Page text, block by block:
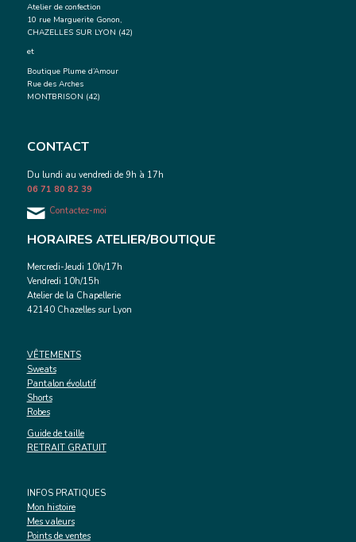
Atelier de confection
10 rue Marguerite Gonon,
CHAZELLES SUR LYON (42)
et
Boutique Plume d’Amour
Rue des Arches
MONTBRISON (42)
CONTACT
Du lundi au vendredi de 9h à 17h
06 71 80 82 39
Contactez-moi
HORAIRES ATELIER/BOUTIQUE
Mercredi-Jeudi 10h/17h
Vendredi 10h/15h
Atelier de la Chapellerie
42140 Chazelles sur Lyon
VÊTEMENTS
Sweats
Pantalon évolutif
Shorts
Robes
Guide de taille
RETRAIT GRATUIT
INFOS PRATIQUES
Mon histoire
Mes valeurs
Points de ventes